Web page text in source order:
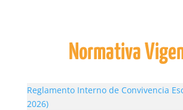
Normativa
Reglamento Interno de Convivencia
2026)